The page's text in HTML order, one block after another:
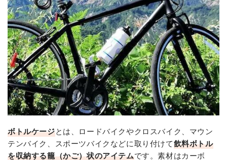
24位:チタン製で強く丈夫な「SUPACAZ」
24位:ペットボトル派に超オススメ UNICO「Bikeguyペットケージ」
26位:角度調整が便利な「D-drempating」
26位:保持力やや弱め「OnKJ」
28位:普段使いに便利な「AUTOUTLET」
29位:マジックテープ固定で取り外しがラク！「StarryLife」
ボトルケージの取り付け方は？
ボトルケージとは、ロードバイクやクロスバイク、マウン
テンバイク、スポーツバイクなどに取り付けて飲料ボトル
を収納する籠（かご）状のアイテムです。素材はカーボ